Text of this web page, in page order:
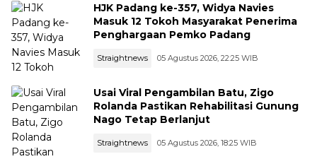
HJK Padang ke-357, Widya Navies
Masuk 12 Tokoh Masyarakat Penerima
Penghargaan Pemko Padang
Straightnews 05 Agustus 2026, 22:25 WIB
Usai Viral Pengambilan Batu, Zigo
Rolanda Pastikan Rehabilitasi Gunung
Nago Tetap Berlanjut
Straightnews 05 Agustus 2026, 18:25 WIB